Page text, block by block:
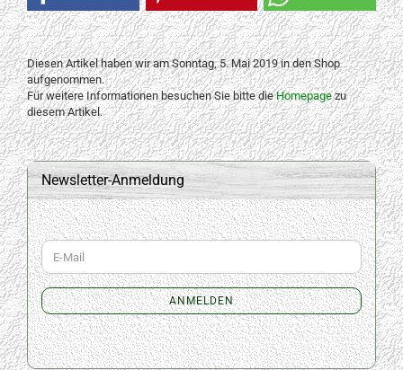
Diesen Artikel haben wir am Sonntag, 5. Mai 2019 in den Shop
aufgenommen.
Für weitere Informationen besuchen Sie bitte dieHomepagezu
diesem Artikel.
Newsletter-Anmeldung
WEITER
ZUR
NEWSLETTER-
ANMELDUNG
E-
Mail
ANMELDEN